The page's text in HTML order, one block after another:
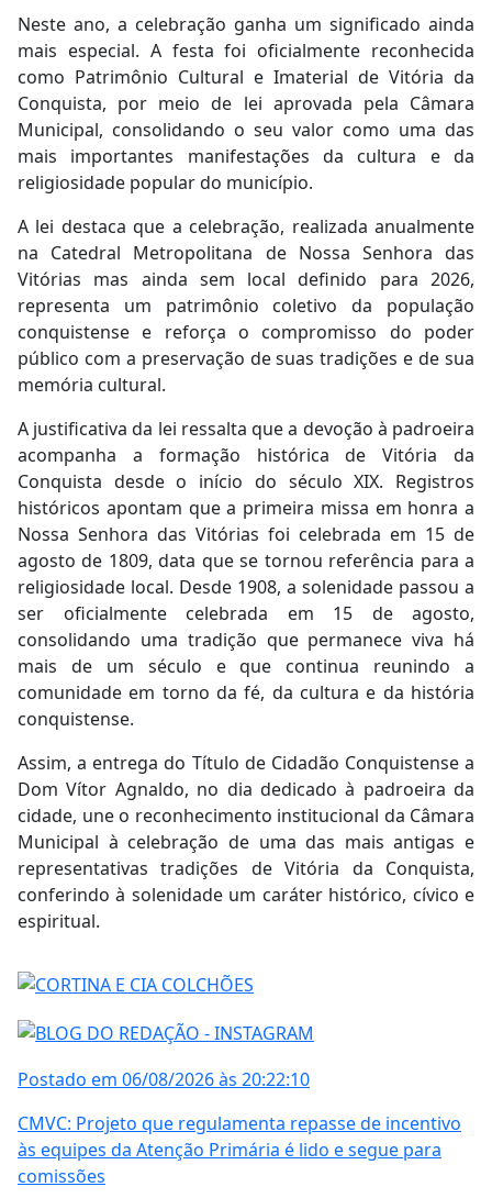
Neste ano, a celebração ganha um significado ainda
mais especial. A festa foi oficialmente reconhecida
como Patrimônio Cultural e Imaterial de Vitória da
Conquista, por meio de lei aprovada pela Câmara
Municipal, consolidando o seu valor como uma das
mais importantes manifestações da cultura e da
religiosidade popular do município.
A lei destaca que a celebração, realizada anualmente
na Catedral Metropolitana de Nossa Senhora das
Vitórias mas ainda sem local definido para 2026,
representa um patrimônio coletivo da população
conquistense e reforça o compromisso do poder
público com a preservação de suas tradições e de sua
memória cultural.
A justificativa da lei ressalta que a devoção à padroeira
acompanha a formação histórica de Vitória da
Conquista desde o início do século XIX. Registros
históricos apontam que a primeira missa em honra a
Nossa Senhora das Vitórias foi celebrada em 15 de
agosto de 1809, data que se tornou referência para a
religiosidade local. Desde 1908, a solenidade passou a
ser oficialmente celebrada em 15 de agosto,
consolidando uma tradição que permanece viva há
mais de um século e que continua reunindo a
comunidade em torno da fé, da cultura e da história
conquistense.
Assim, a entrega do Título de Cidadão Conquistense a
Dom Vítor Agnaldo, no dia dedicado à padroeira da
cidade, une o reconhecimento institucional da Câmara
Municipal à celebração de uma das mais antigas e
representativas tradições de Vitória da Conquista,
conferindo à solenidade um caráter histórico, cívico e
espiritual.
Postado em 06/08/2026 às 20:22:10
CMVC: Projeto que regulamenta repasse de incentivo
às equipes da Atenção Primária é lido e segue para
comissões